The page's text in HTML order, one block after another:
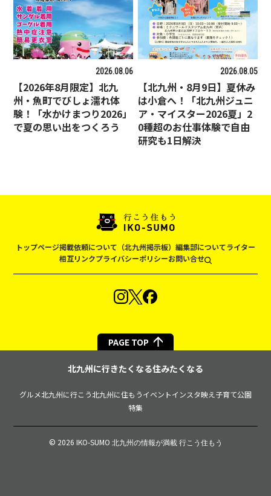
2026.08.06
【2026年8月限定】北九
州・魚町でびしょ濡れ体
験！「水かけまつり2026」
で夏の思い出をつくろう
2026.08.05
【北九州・8月9日】夏休み
は小倉へ！「北九州ジュニ
ア・マイスター2026夏」2
0種超のお仕事体験で自由
研究も1日解決
トップページ掲載依頼について（北九州掲示板） 編集部についてライター
相互リンクプライバシーポリシーお問い合せ
PAGE TOP
北九州に行きたくなる住みたくなる
グルメ北九州に行こう北九州に住もうイベントインスタ映え 子育て公園
特集
© 2026 IKO-SUMO 北九州の情報が満載 行こう住もう